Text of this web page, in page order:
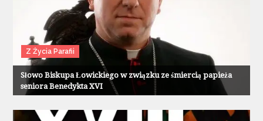
Z Życia Parafii
Słowo Biskupa Łowickiego w związku ze śmiercią papieża
seniora Benedykta XVI